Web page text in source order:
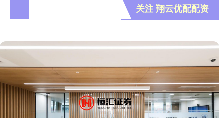
关注 翔云优配配资